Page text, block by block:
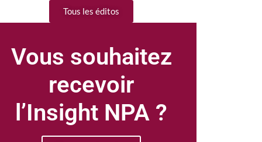
Tous les éditos
Vous souhaitez
recevoir
l’Insight NPA ?